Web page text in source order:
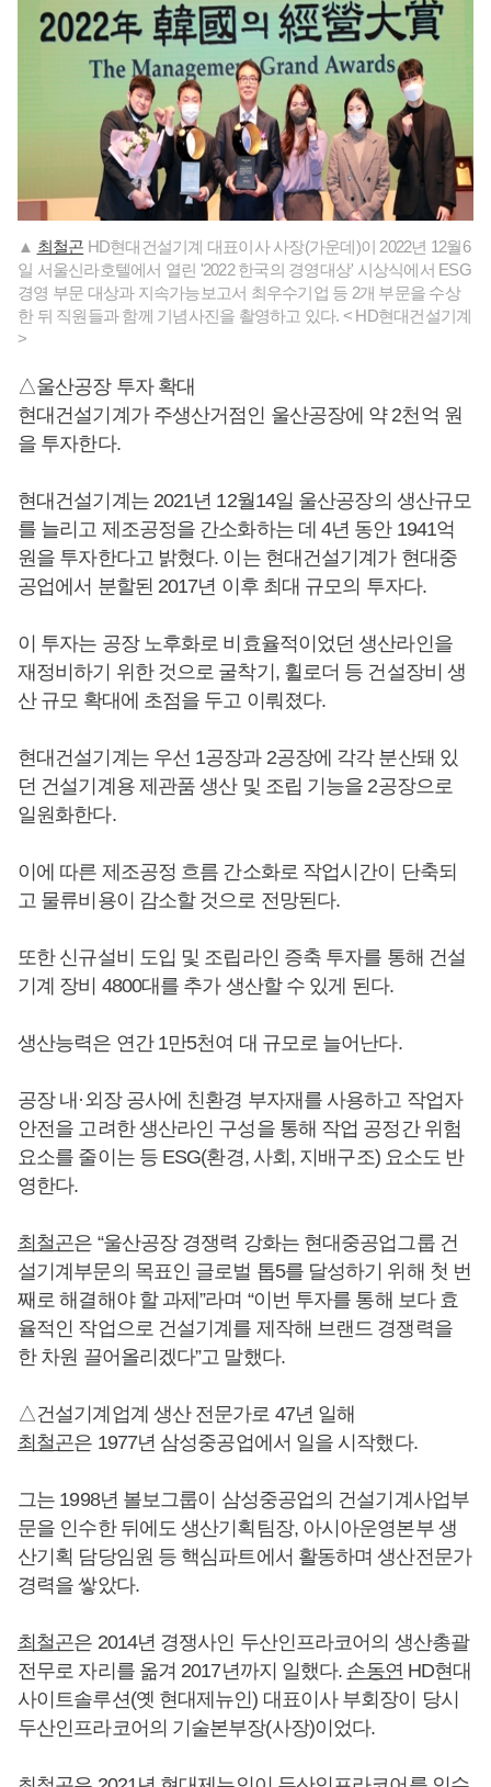
▲ 최철곤 HD현대건설기계 대표이사 사장(가운데)이 2022년 12월6
일 서울신라호텔에서 열린 '2022 한국의 경영대상' 시상식에서 ESG
경영 부문 대상과 지속가능보고서 최우수기업 등 2개 부문을 수상
한 뒤 직원들과 함께 기념사진을 촬영하고 있다. < HD현대건설기계
>
△울산공장 투자 확대
현대건설기계가 주생산거점인 울산공장에 약 2천억 원
을 투자한다.
현대건설기계는 2021년 12월14일 울산공장의 생산규모
를 늘리고 제조공정을 간소화하는 데 4년 동안 1941억
원을 투자한다고 밝혔다. 이는 현대건설기계가 현대중
공업에서 분할된 2017년 이후 최대 규모의 투자다.
이 투자는 공장 노후화로 비효율적이었던 생산라인을
재정비하기 위한 것으로 굴착기, 휠로더 등 건설장비 생
산 규모 확대에 초점을 두고 이뤄졌다.
현대건설기계는 우선 1공장과 2공장에 각각 분산돼 있
던 건설기계용 제관품 생산 및 조립 기능을 2공장으로
일원화한다.
이에 따른 제조공정 흐름 간소화로 작업시간이 단축되
고 물류비용이 감소할 것으로 전망된다.
또한 신규설비 도입 및 조립라인 증축 투자를 통해 건설
기계 장비 4800대를 추가 생산할 수 있게 된다.
생산능력은 연간 1만5천여 대 규모로 늘어난다.
공장 내·외장 공사에 친환경 부자재를 사용하고 작업자
안전을 고려한 생산라인 구성을 통해 작업 공정간 위험
요소를 줄이는 등 ESG(환경, 사회, 지배구조) 요소도 반
영한다.
최철곤은 “울산공장 경쟁력 강화는 현대중공업그룹 건
설기계부문의 목표인 글로벌 톱5를 달성하기 위해 첫 번
째로 해결해야 할 과제”라며 “이번 투자를 통해 보다 효
율적인 작업으로 건설기계를 제작해 브랜드 경쟁력을
한 차원 끌어올리겠다”고 말했다.
△건설기계업계 생산 전문가로 47년 일해
최철곤은 1977년 삼성중공업에서 일을 시작했다.
그는 1998년 볼보그룹이 삼성중공업의 건설기계사업부
문을 인수한 뒤에도 생산기획팀장, 아시아운영본부 생
산기획 담당임원 등 핵심파트에서 활동하며 생산전문가
경력을 쌓았다.
최철곤은 2014년 경쟁사인 두산인프라코어의 생산총괄
전무로 자리를 옮겨 2017년까지 일했다. 손동연 HD현대
사이트솔루션(옛 현대제뉴인) 대표이사 부회장이 당시
두산인프라코어의 기술본부장(사장)이었다.